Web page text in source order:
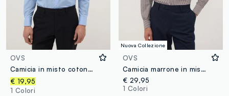
OVS
Camicia in misto cotone azzurra regular fit
€ 19,95
1 Colori
Nuova Collezione
OVS
Camicia marrone in misto cotone a righe con collo botton down easy iron regular fit
€ 29,95
1 Colori